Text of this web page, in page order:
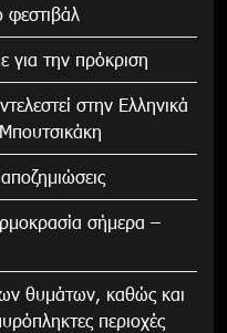
φεστιβάλ
για την πρόκριση
στην Ελληνικά
σήμερα –
θυμάτων, καθώς και
περιοχές